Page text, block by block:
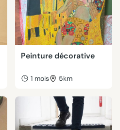
Peinture décorative
1 mois 5km